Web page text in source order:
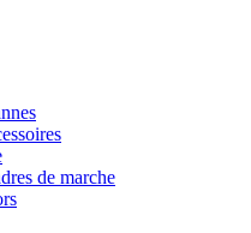
de marche